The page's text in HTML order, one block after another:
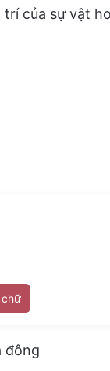
của sự vật
chữ
đông